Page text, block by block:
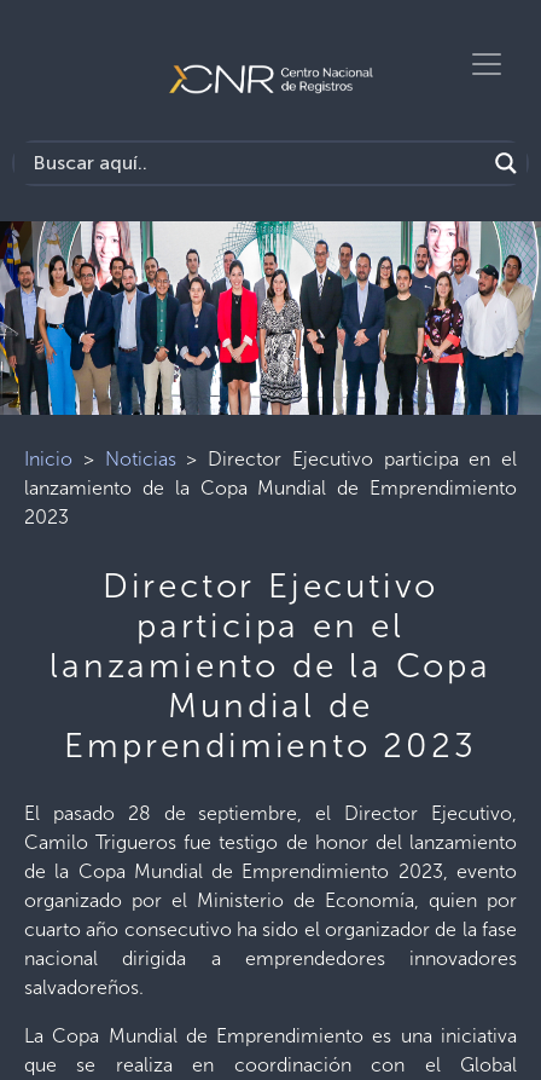
Inicio > Noticias> Director Ejecutivo participa en el
lanzamiento de la Copa Mundial de Emprendimiento
2023
Director Ejecutivo
participa en el
lanzamiento de la Copa
Mundial de
Emprendimiento 2023
El pasado 28 de septiembre, el Director Ejecutivo,
Camilo Trigueros fue testigo de honor del lanzamiento
de la Copa Mundial de Emprendimiento 2023, evento
organizado por el Ministerio de Economía, quien por
cuarto año consecutivo ha sido el organizador de la fase
nacional dirigida a emprendedores innovadores
salvadoreños.
La Copa Mundial de Emprendimiento es una iniciativa
que se realiza en coordinación con el Global